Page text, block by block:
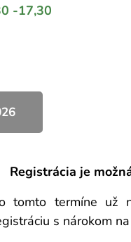
-17,30
Registrácia je
tomto termíne už
s nárokom